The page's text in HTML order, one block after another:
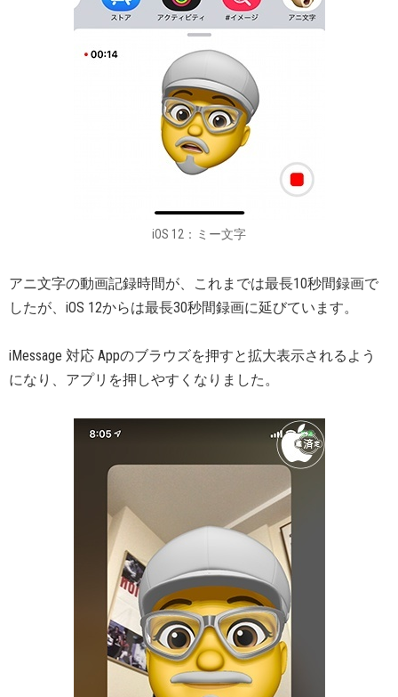
iOS 12：ミー文字
アニ文字の動画記録時間が、これまでは最長10秒間録画で
したが、iOS 12からは最長30秒間録画に延びています。
iMessage 対応 Appのブラウズを押すと拡大表示されるよう
になり、アプリを押しやすくなりました。